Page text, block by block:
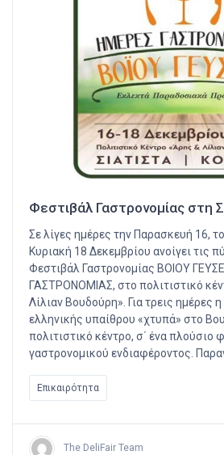
Φεστιβάλ Γαστρονομίας στη
Σε λίγες ημέρες την Παρασκευή 16,
Κυριακή 18 Δεκεμβρίου ανοίγει τις
Φεστιβάλ Γαστρονομίας ΒΟΙΟΥ
ΓΑΣΤΡΟΝΟΜΙΑΣ, στο πολιτιστικό
Λίλιαν Βουδούρη». Για τρεις ηµέρες
ελληνικής υπαίθρου «χτυπά» στο
πολιτιστικό κέντρο, σ΄ ένα πλούσιο
γαστρονοµικού ενδιαφέροντος.
Επικαιρότητα
The DeliFair Team